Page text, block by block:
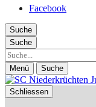
Facebook
Suche
Suche
Suche
Menü Suche
Schliessen